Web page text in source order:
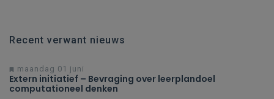
Recent verwant nieuws
maandag 01 juni
Extern initiatief – Bevraging over leerplandoel
computationeel denken